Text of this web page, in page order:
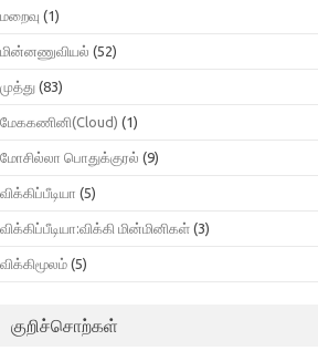
மறைவு (1)
மின்னணுவியல் (52)
முத்து (83)
மேககணினி(Cloud) (1)
மோசில்லா பொதுக்குரல் (9)
விக்கிப்பீடியா (5)
விக்கிப்பீடியா:விக்கி மின்மினிகள் (3)
விக்கிமூலம் (5)
குறிச்சொற்கள்